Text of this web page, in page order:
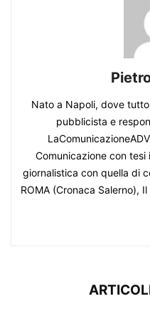
Nato a Napoli, dove
pubblicista e
Comunicazione con
giornalistica con quella di
ROMA (Cronaca Salerno),